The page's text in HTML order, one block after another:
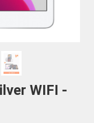
WIFI -